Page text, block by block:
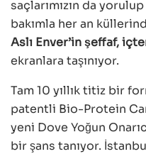
saçlarımızın da
bakımla her an
Aslı Enver’in şeffaf,
ekranlara taşınıyor.
Tam 10 yıllık titiz bir
patentli Bio-Protein
yeni Dove Yoğun
bir şans tanıyor.